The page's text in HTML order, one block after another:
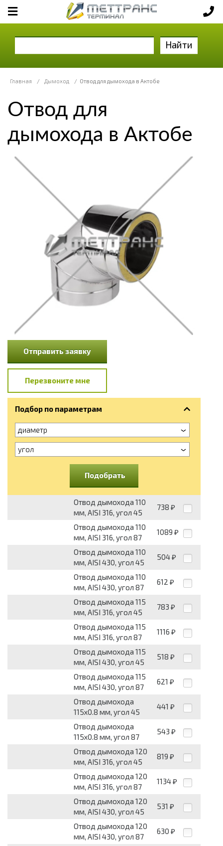
Найти
Главная / Дымоход / Отвод для дымохода в Актобе
Отвод для
дымохода в Актобе
Отправить заявку
Перезвоните мне
Подбор по параметрам
диаметр
угол
Подобрать
Отвод дымохода 110
мм, AISI 316, угол 45
738 ₽
Отвод дымохода 110
мм, AISI 316, угол 87
1089 ₽
Отвод дымохода 110
мм, AISI 430, угол 45
504 ₽
Отвод дымохода 110
мм, AISI 430, угол 87
612 ₽
Отвод дымохода 115
мм, AISI 316, угол 45
783 ₽
Отвод дымохода 115
мм, AISI 316, угол 87
1116 ₽
Отвод дымохода 115
мм, AISI 430, угол 45
518 ₽
Отвод дымохода 115
мм, AISI 430, угол 87
621 ₽
Отвод дымохода
115x0.8 мм, угол 45
441 ₽
Отвод дымохода
115x0.8 мм, угол 87
543 ₽
Отвод дымохода 120
мм, AISI 316, угол 45
819 ₽
Отвод дымохода 120
мм, AISI 316, угол 87
1134 ₽
Отвод дымохода 120
мм, AISI 430, угол 45
531 ₽
Отвод дымохода 120
мм, AISI 430, угол 87
630 ₽